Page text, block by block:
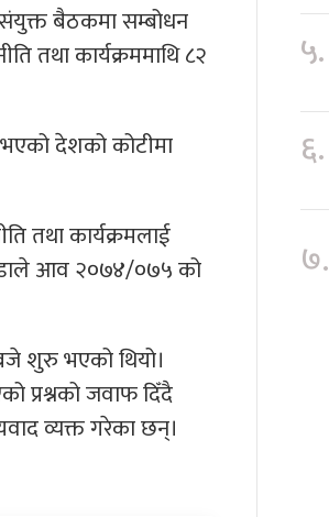
संयुक्त बैठकमा सम्बोधन
तथा कार्यक्रममाथि ८२
देशको कोटीमा
तथा कार्यक्रमलाई
आव २०७४/०७५ को
शुरु भएको थियो।
प्रश्नको जवाफ दिँदै
व्यक्त गरेका छन्।
५.
६.
७.